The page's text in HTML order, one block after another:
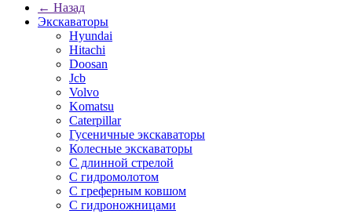
← Назад
Экскаваторы
Hyundai
Hitachi
Doosan
Jcb
Volvo
Komatsu
Caterpillar
Гусеничные экскаваторы
Колесные экскаваторы
С длинной стрелой
С гидромолотом
С греферным ковшом
С гидроножницами